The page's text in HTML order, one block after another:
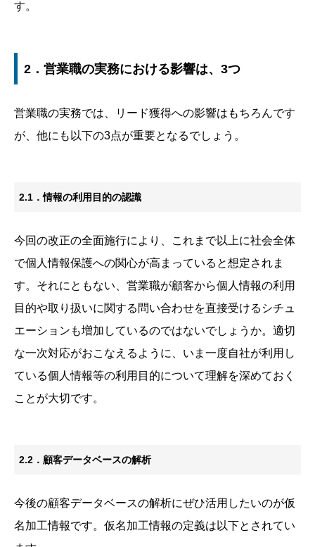
す。
2．営業職の実務における影響は、3つ
営業職の実務では、リード獲得への影響はもちろんです
が、他にも以下の3点が重要となるでしょう。
2.1．情報の利用目的の認識
今回の改正の全面施行により、これまで以上に社会全体
で個人情報保護への関心が高まっていると想定されま
す。それにともない、営業職が顧客から個人情報の利用
目的や取り扱いに関する問い合わせを直接受けるシチュ
エーションも増加しているのではないでしょうか。適切
な一次対応がおこなえるように、いま一度自社が利用し
ている個人情報等の利用目的について理解を深めておく
ことが大切です。
2.2．顧客データベースの解析
今後の顧客データベースの解析にぜひ活用したいのが仮
名加工情報です。仮名加工情報の定義は以下とされてい